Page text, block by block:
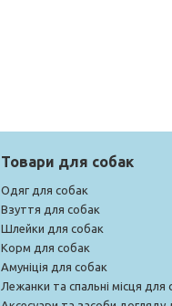
Товари для собак
Одяг для собак
Взуття для собак
Шлейки для собак
Корм для собак
Амуніція для собак
Лежанки та спальні місця для